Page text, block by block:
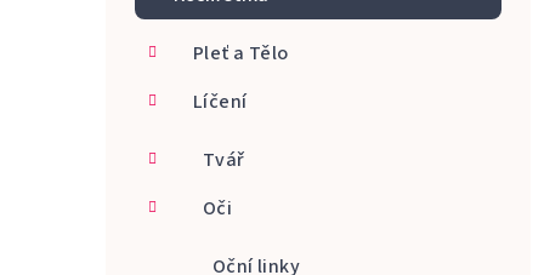
Pleť a Tělo
Líčení
Tvář
Oči
Oční linky